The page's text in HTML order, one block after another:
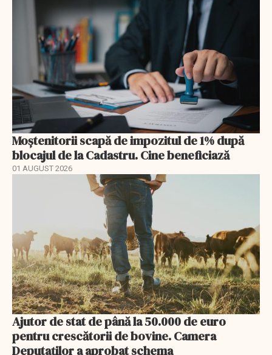
Moștenitorii scapă de impozitul de 1% după
blocajul de la Cadastru. Cine beneficiază
01 AUGUST 2026
Ajutor de stat de până la 50.000 de euro
pentru crescătorii de bovine. Camera
Deputaților a aprobat schema